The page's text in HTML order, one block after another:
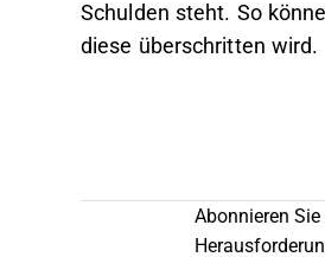
Schulden steht. So
diese überschritten wird.
Abonnieren